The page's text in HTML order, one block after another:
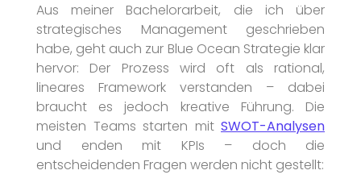
Aus meiner Bachelorarbeit, die ich über
strategisches Management geschrieben
habe, geht auch zur Blue Ocean Strategie klar
hervor: Der Prozess wird oft als rational,
lineares Framework verstanden – dabei
braucht es jedoch kreative Führung. Die
meisten Teams starten mit SWOT-Analysen
und enden mit KPIs – doch die
entscheidenden Fragen werden nicht gestellt: